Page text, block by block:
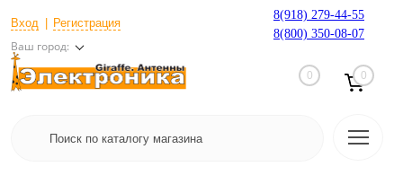
Вход Регистрация
Ваш город:
8(918) 279-44-55
8(800) 350-08-07
0 0